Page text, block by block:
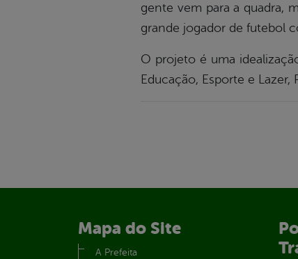
gente vem para a quadra,
grande jogador de futebol
O projeto é uma
Educação, Esporte e
Mapa do Site
A Prefeita